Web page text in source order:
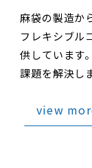
麻袋の製造か
フレキシブル
供しています
課題を解決し
view